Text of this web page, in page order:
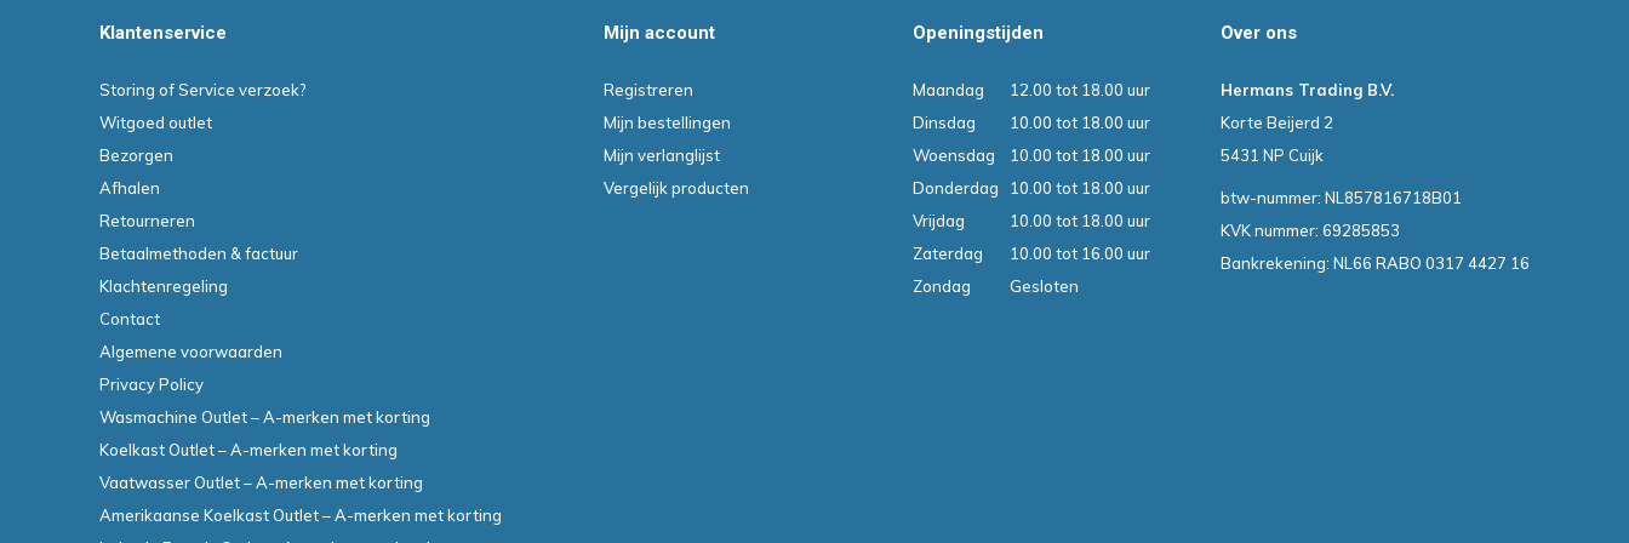
Klantenservice
Storing of Service verzoek?
Witgoed outlet
Bezorgen
Afhalen
Retourneren
Betaalmethoden & factuur
Klachtenregeling
Contact
Algemene voorwaarden
Privacy Policy
Wasmachine Outlet – A-merken met korting
Koelkast Outlet – A-merken met korting
Vaatwasser Outlet – A-merken met korting
Amerikaanse Koelkast Outlet – A-merken met korting
Mijn account
Registreren
Mijn bestellingen
Mijn verlanglijst
Vergelijk producten
Openingstijden
Maandag
12.00 tot 18.00 uur
Dinsdag
10.00 tot 18.00 uur
Woensdag
10.00 tot 18.00 uur
Donderdag
10.00 tot 18.00 uur
Vrijdag
10.00 tot 18.00 uur
Zaterdag
10.00 tot 16.00 uur
Zondag
Gesloten
Over ons
Hermans Trading B.V.
Korte Beijerd 2
5431 NP Cuijk
btw-nummer: NL857816718B01
KVK nummer: 69285853
Bankrekening: NL66 RABO 0317 4427 16